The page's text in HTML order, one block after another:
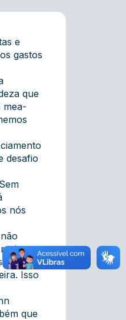
e
gastos
que
mea-
desafio
nós
se
as
Isso
que